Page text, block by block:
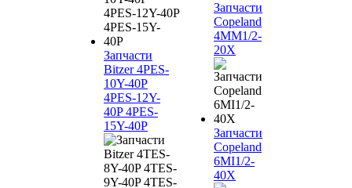
Запчасти
Bitzer 4PES-
10Y-40P
4PES-12Y-
40P 4PES-
15Y-40P
Запчасти
Copeland
4MM1/2-
20X
Запчасти
Copeland
6MI1/2-
40X